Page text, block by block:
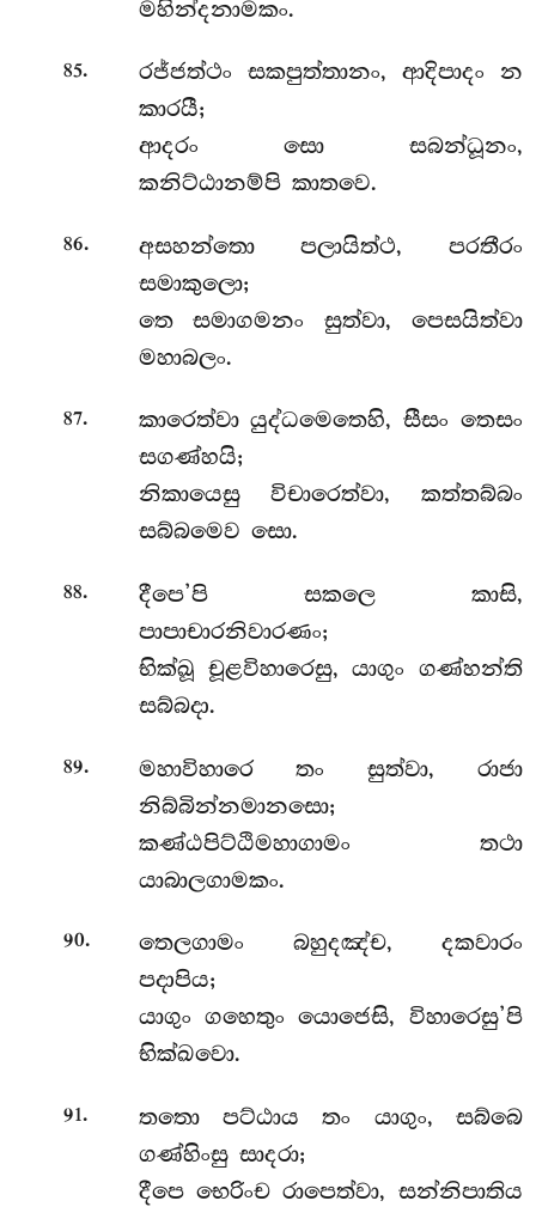
මහින්දනාමකං.
85.
රජ්ජත්ථං සකපුත්තානං, ආදිපාදං න
කාරයී;
ආදරං සො සබන්ධූනං,
කනිට්ඨානම්පි කාතවෙ.
86.
අසහන්තො පලායිත්ථ, පරතීරං
සමාකුලො;
තෙ සමාගමනං සුත්වා, පෙසයිත්වා
මහාබලං.
87.
කාරෙත්වා යුද්ධමෙතෙහි, සීසං තෙසං
සගණ්හයි;
නිකායෙසු විචාරෙත්වා, කත්තබ්බං
සබ්බමෙව සො.
88.
දීපෙ’පි සකලෙ කාසි,
පාපාචාරනිවාරණං;
භික්ඛූ චූළවිහාරෙසු, යාගුං ගණ්හන්ති
සබ්බදා.
89.
මහාවිහාරෙ තං සුත්වා, රාජා
නිබ්බින්නමානසො;
කණ්ඨපිට්ඨිමහාගාමං තථා
යාබාලගාමකං.
90.
තෙලගාමං බහුදඤ්ච, දකවාරං
පදාපිය;
යාගුං ගහෙතුං යොජෙසි, විහාරෙසු’පි
භික්ඛවො.
91.
තතො පට්ඨාය තං යාගුං, සබ්බෙ
ගණ්හිංසු සාදරා;
දීපෙ භෙරිංච රාපෙත්වා, සන්නිපාතිය